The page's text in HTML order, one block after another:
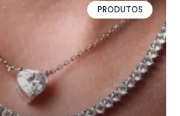
PRODUTOS